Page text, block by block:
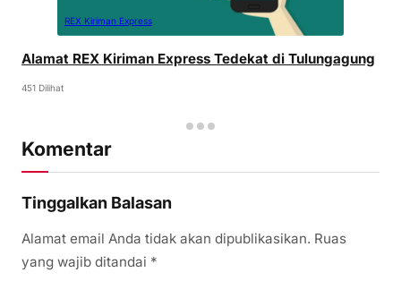
REX Kiriman Express
Alamat REX Kiriman Express Tedekat di Tulungagung
451 Dilihat
Komentar
Tinggalkan Balasan
Alamat email Anda tidak akan dipublikasikan. Ruas
yang wajib ditandai *